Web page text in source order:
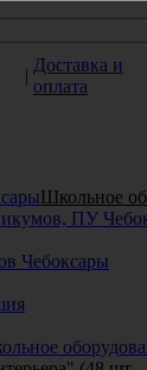
|
Доставка и
оплата
Школьное